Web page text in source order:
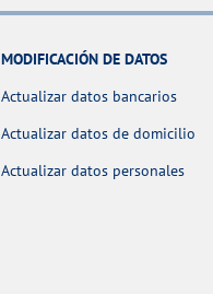
MODIFICACIÓN DE DATOS
Actualizar datos bancarios
Actualizar datos de domicilio
Actualizar datos personales